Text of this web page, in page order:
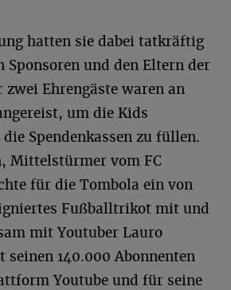
hatten sie dabei tatkräftig
Sponsoren und den Eltern der
zwei Ehrengäste waren an
um die Kids
Spendenkassen zu füllen.
Mittelstürmer vom FC
für die Tombola ein von
Fußballtrikot mit und
mit Youtuber Lauro
140.000 Abonnenten
Youtube und für seine